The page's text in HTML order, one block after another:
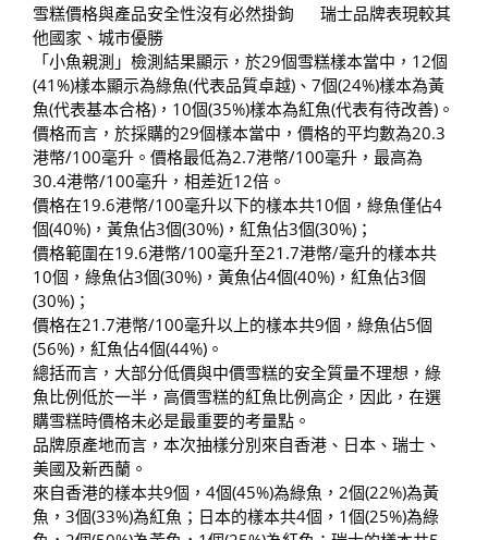
雪糕價格與產品安全性沒有必然掛鉤 瑞士品牌表現較其
他國家、城市優勝
「小魚親測」檢測結果顯示，於29個雪糕樣本當中，12個
(41%)樣本顯示為綠魚(代表品質卓越)、7個(24%)樣本為黃
魚(代表基本合格)，10個(35%)樣本為紅魚(代表有待改善)。
價格而言，於採購的29個樣本當中，價格的平均數為20.3
港幣/100毫升。價格最低為2.7港幣/100毫升，最高為
30.4港幣/100毫升，相差近12倍。
價格在19.6港幣/100毫升以下的樣本共10個，綠魚僅佔4
個(40%)，黃魚佔3個(30%)，紅魚佔3個(30%)；
價格範圍在19.6港幣/100毫升至21.7港幣/毫升的樣本共
10個，綠魚佔3個(30%)，黃魚佔4個(40%)，紅魚佔3個
(30%)；
價格在21.7港幣/100毫升以上的樣本共9個，綠魚佔5個
(56%)，紅魚佔4個(44%)。
總括而言，大部分低價與中價雪糕的安全質量不理想，綠
魚比例低於一半，高價雪糕的紅魚比例高企，因此，在選
購雪糕時價格未必是最重要的考量點。
品牌原產地而言，本次抽樣分別來自香港、日本、瑞士、
美國及新西蘭。
來自香港的樣本共9個，4個(45%)為綠魚，2個(22%)為黃
魚，3個(33%)為紅魚；日本的樣本共4個，1個(25%)為綠